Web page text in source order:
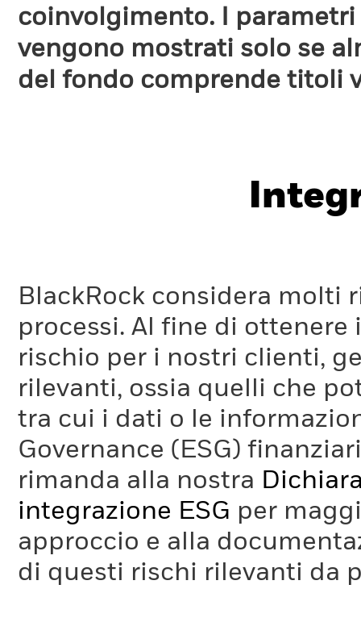
coinvolgimento. I
vengono mostrati solo se
del fondo comprende titoli
BlackRock considera molti
processi. Al fine di
rischio per i nostri clienti,
rilevanti, ossia quelli che
tra cui i dati o le
Governance (ESG)
rimanda alla nostra
integrazione ESG per
approccio e alla
di questi rischi rilevanti da